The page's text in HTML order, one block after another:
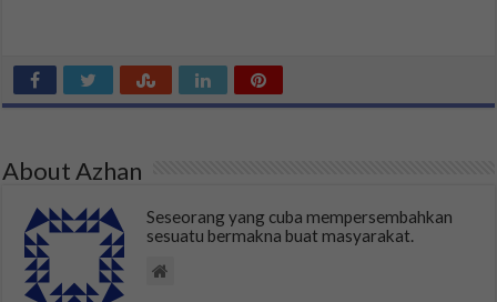
About Azhan
Seseorang yang cuba mempersembahkan
sesuatu bermakna buat masyarakat.